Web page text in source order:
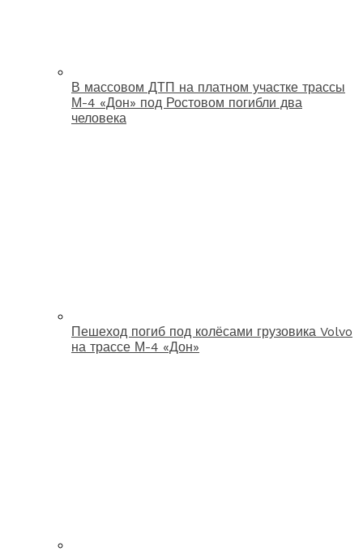
В массовом ДТП на платном участке трассы
М-4 «Дон» под Ростовом погибли два
человека
Пешеход погиб под колёсами грузовика Volvo
на трассе М-4 «Дон»